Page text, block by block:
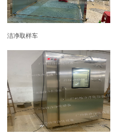
洁净取样车